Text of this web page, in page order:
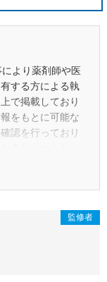
より薬剤師や医
する方による執
で掲載しており
をもとに可能な
認を行っており
保証するもので
を行う場合があ
報は、読者や消
支援することを
監修者